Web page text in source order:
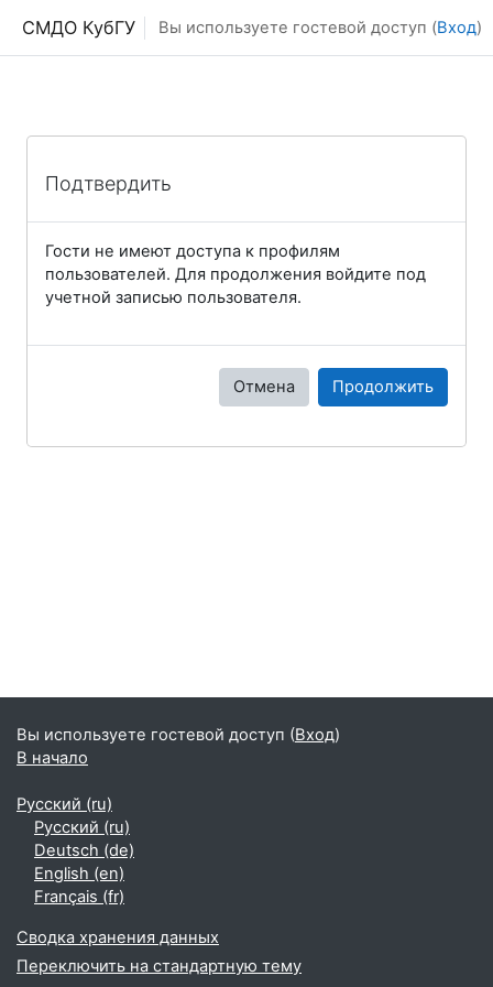
СМДО КубГУ Вы используете гостевой доступ (Вход)
Подтвердить
Гости не имеют доступа к профилям
пользователей. Для продолжения войдите под
учетной записью пользователя.
Отмена Продолжить
Вы используете гостевой доступ (Вход)
В начало
Русский ‎(ru)‎
Русский ‎(ru)‎
Deutsch ‎(de)‎
English ‎(en)‎
Français ‎(fr)‎
Сводка хранения данных
Переключить на стандартную тему